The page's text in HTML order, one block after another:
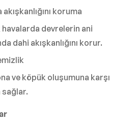
koruma
devrelerin ani
dahi akışkanlığını korur.
ve köpük oluşumuna karşı
sağlar.